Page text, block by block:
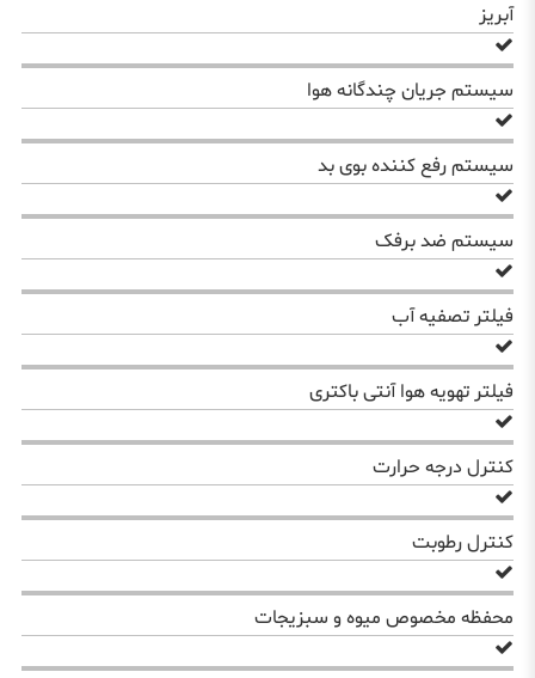
آبریز
سیستم جریان چندگانه هوا
سیستم رفع کننده بوی بد
سیستم ضد برفک
فیلتر تصفیه آب
فیلتر تهویه هوا آنتی باکتری
کنترل درجه حرارت
کنترل رطوبت
محفظه مخصوص میوه و سبزیجات